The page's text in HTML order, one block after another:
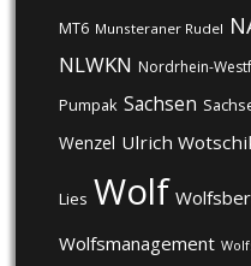
MT6 Munsteraner Rudel
NLWKN Nordrhein-
Pumpak Sachsen
Wenzel Ulrich
Lies Wolf
Wolfsmanagement